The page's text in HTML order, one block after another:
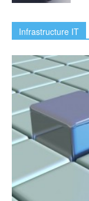
Infrastructure IT